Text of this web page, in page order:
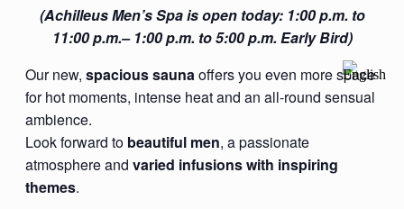
(Achilleus Men’s Spa is open today: 1:00 p.m. to
11:00 p.m.– 1:00 p.m. to 5:00 p.m. Early Bird)
Our new, spacious saunaoffers you even more space
for hot moments, intense heat and an all-round sensual
ambience.
Look forward to beautiful men, a passionate
atmosphere and varied infusions with inspiring
themes.